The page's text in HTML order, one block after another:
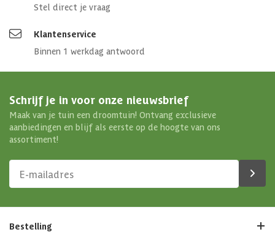
Stel direct je vraag
Klantenservice
Binnen 1 werkdag antwoord
Schrijf je in voor onze nieuwsbrief
Maak van je tuin een droomtuin! Ontvang exclusieve
aanbiedingen en blijf als eerste op de hoogte van ons
assortiment!
Bestelling